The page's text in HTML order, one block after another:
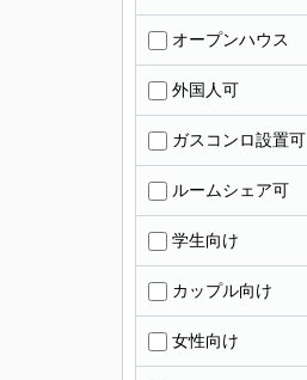
オープンハウス
外国人可
ガスコンロ設置可
ルームシェア可
学生向け
カップル向け
女性向け